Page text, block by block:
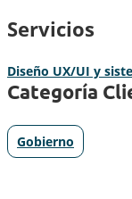
Servicios
Diseño UX/UI y
Categoría
Gobierno